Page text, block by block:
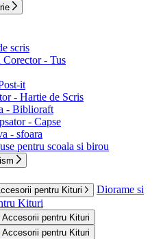
scris
- Tus
it
- Hartie de Scris
- Biblioraft
- Capse
- sfoara
pentru scoala si birou
pentru Kituri
Diorame si
Kituri
Accesorii pentru Kituri
Accesorii pentru Kituri